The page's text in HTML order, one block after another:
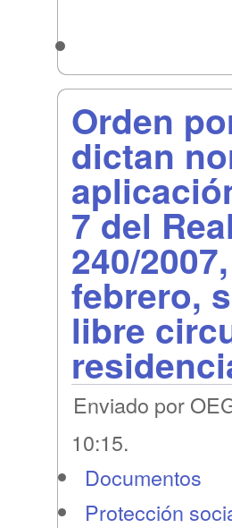
Orden
dictan
7 del
240/
febrero,
libre
Enviado por
10:15.
Documentos
Protección